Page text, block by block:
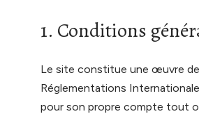
1. Conditions
Le site constitue une œuvre
Réglementations
pour son propre compte tout